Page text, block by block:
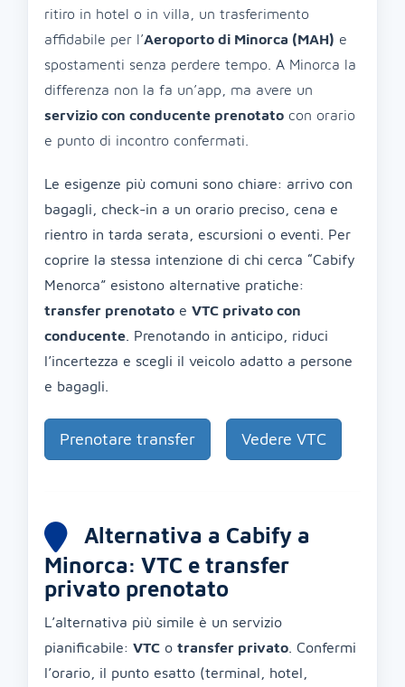
ritiro in hotel o in villa, un trasferimento
affidabile per l’Aeroporto di Minorca (MAH) e
spostamenti senza perdere tempo. A Minorca la
differenza non la fa un’app, ma avere un
servizio con conducente prenotato con orario
e punto di incontro confermati.
Le esigenze più comuni sono chiare: arrivo con
bagagli, check-in a un orario preciso, cena e
rientro in tarda serata, escursioni o eventi. Per
coprire la stessa intenzione di chi cerca “Cabify
Menorca” esistono alternative pratiche:
transfer prenotato e VTC privato con
conducente . Prenotando in anticipo, riduci
l’incertezza e scegli il veicolo adatto a persone
e bagagli.
Prenotare transfer Vedere VTC
Alternativa a Cabify a
Minorca: VTC e transfer
privato prenotato
L’alternativa più simile è un servizio
pianificabile: VTC o transfer privato . Confermi
l’orario, il punto esatto (terminal, hotel,